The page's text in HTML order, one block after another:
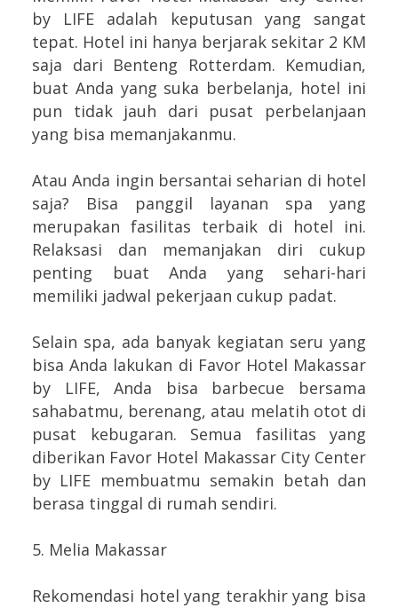
by LIFE adalah keputusan yang sangat
tepat. Hotel ini hanya berjarak sekitar 2 KM
saja dari Benteng Rotterdam. Kemudian,
buat Anda yang suka berbelanja, hotel ini
pun tidak jauh dari pusat perbelanjaan
yang bisa memanjakanmu.
Atau Anda ingin bersantai seharian di hotel
saja? Bisa panggil layanan spa yang
merupakan fasilitas terbaik di hotel ini.
Relaksasi dan memanjakan diri cukup
penting buat Anda yang sehari-hari
memiliki jadwal pekerjaan cukup padat.
Selain spa, ada banyak kegiatan seru yang
bisa Anda lakukan di Favor Hotel Makassar
by LIFE, Anda bisa barbecue bersama
sahabatmu, berenang, atau melatih otot di
pusat kebugaran. Semua fasilitas yang
diberikan Favor Hotel Makassar City Center
by LIFE membuatmu semakin betah dan
berasa tinggal di rumah sendiri.
5. Melia Makassar
Rekomendasi hotel yang terakhir yang bisa